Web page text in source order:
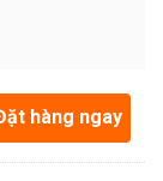
số lượng
hàng ngay